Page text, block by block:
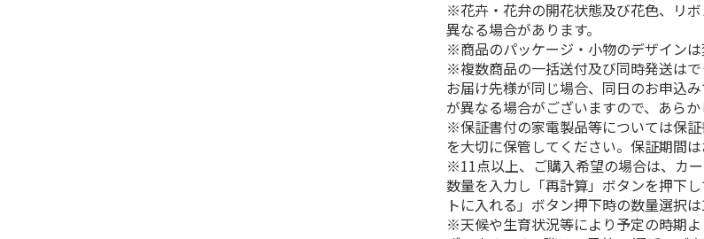
※花卉・花弁の開花状態及び花色、リ
異なる場合があります。
※商品のパッケージ・小物のデザインは
※複数商品の一括送付及び同時発送は
お届け先様が同じ場合、同日のお申込
が異なる場合がございますので、あらか
※保証書付の家電製品等については保
を大切に保管してください。保証期間は
※11点以上、ご購入希望の場合は、カ
数量を入力し「再計算」ボタンを押下
トに入れる」ボタン押下時の数量選択は
※天候や生育状況等により予定の時期